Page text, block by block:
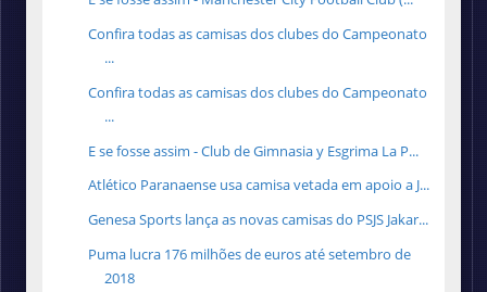
Confira todas as camisas dos clubes do Campeonato
...
Confira todas as camisas dos clubes do Campeonato
...
E se fosse assim - Club de Gimnasia y Esgrima La P...
Atlético Paranaense usa camisa vetada em apoio a J...
Genesa Sports lança as novas camisas do PSJS Jakar...
Puma lucra 176 milhões de euros até setembro de
2018